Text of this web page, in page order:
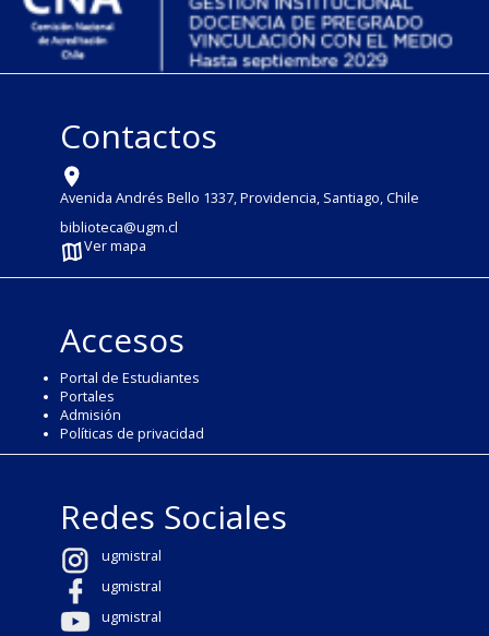
Contactos
Avenida Andrés Bello 1337, Providencia, Santiago, Chile
biblioteca@ugm.cl
Ver mapa
Accesos
Portal de Estudiantes
Portales
Admisión
Políticas de privacidad
Redes Sociales
ugmistral
ugmistral
ugmistral